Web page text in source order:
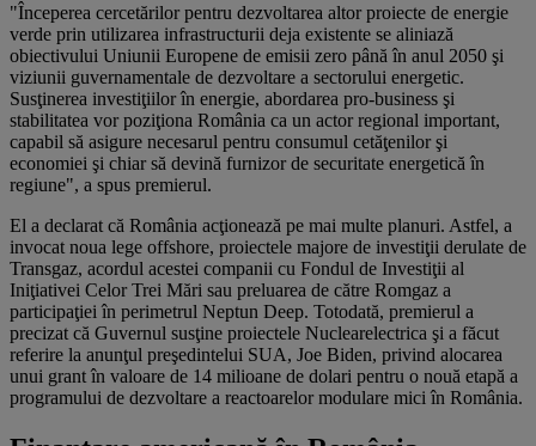
"Începerea cercetărilor pentru dezvoltarea altor proiecte de energie
verde prin utilizarea infrastructurii deja existente se aliniază
obiectivului Uniunii Europene de emisii zero până în anul 2050 şi
viziunii guvernamentale de dezvoltare a sectorului energetic.
Susţinerea investiţiilor în energie, abordarea pro-business şi
stabilitatea vor poziţiona România ca un actor regional important,
capabil să asigure necesarul pentru consumul cetăţenilor şi
economiei şi chiar să devină furnizor de securitate energetică în
regiune", a spus premierul.
El a declarat că România acţionează pe mai multe planuri. Astfel, a
invocat noua lege offshore, proiectele majore de investiţii derulate de
Transgaz, acordul acestei companii cu Fondul de Investiţii al
Iniţiativei Celor Trei Mări sau preluarea de către Romgaz a
participaţiei în perimetrul Neptun Deep. Totodată, premierul a
precizat că Guvernul susţine proiectele Nuclearelectrica şi a făcut
referire la anunţul preşedintelui SUA, Joe Biden, privind alocarea
unui grant în valoare de 14 milioane de dolari pentru o nouă etapă a
programului de dezvoltare a reactoarelor modulare mici în România.